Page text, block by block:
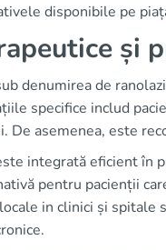
disponibile pe
și
denumirea de
specifice includ
De asemenea, este
integrată eficient
pentru pacienții
in clinici și spitale